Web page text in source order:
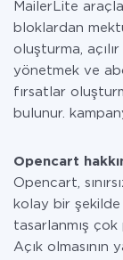
MailerLite
bloklardan
oluşturma,
yönetmek ve
fırsatlar
bulunur.
Opencart
Opencart,
kolay bir
tasarlanmış
Açık olmasının